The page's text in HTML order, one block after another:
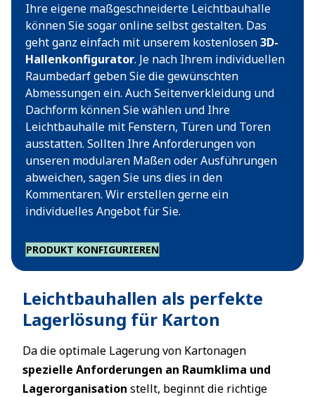
Ihre eigene maßgeschneiderte Leichtbauhalle
können Sie sogar online selbst gestalten. Das
geht ganz einfach mit unserem kostenlosen3D-
Hallenkonfigurator. Je nach Ihrem individuellen
Raumbedarf geben Sie die gewünschten
Abmessungen ein. Auch Seitenverkleidung und
Dachform können Sie wählen und Ihre
Leichtbauhalle mit Fenstern, Türen und Toren
ausstatten. Sollten Ihre Anforderungen von
unseren modularen Maßen oder Ausführungen
abweichen, sagen Sie uns dies in den
Kommentaren. Wir erstellen gerne ein
individuelles Angebot für Sie.
PRODUKT KONFIGURIEREN
Leichtbauhallen als perfekte
Lagerlösung für Karton
Da die optimale Lagerung von Kartonagen
spezielle Anforderungen an Raumklima und
Lagerorganisation stellt, beginnt die richtige